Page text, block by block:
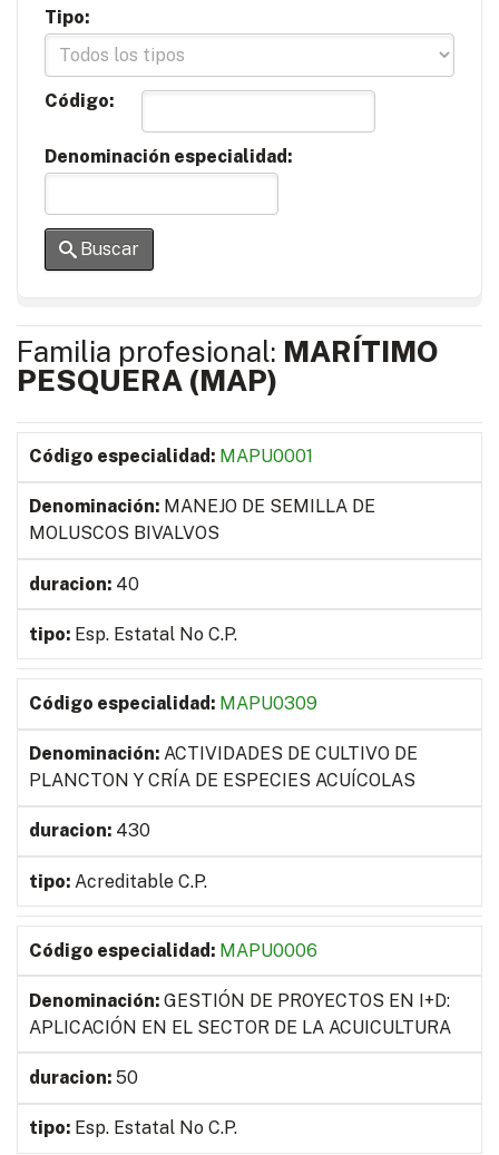
Tipo:
Código:
Denominación especialidad:
Buscar
Familia profesional: MARÍTIMO
PESQUERA (MAP)
MAPU0001
MANEJO DE SEMILLA DE
MOLUSCOS BIVALVOS
40
Esp. Estatal No C.P.
MAPU0309
ACTIVIDADES DE CULTIVO DE
PLANCTON Y CRÍA DE ESPECIES ACUÍCOLAS
430
Acreditable C.P.
MAPU0006
GESTIÓN DE PROYECTOS EN I+D:
APLICACIÓN EN EL SECTOR DE LA ACUICULTURA
50
Esp. Estatal No C.P.